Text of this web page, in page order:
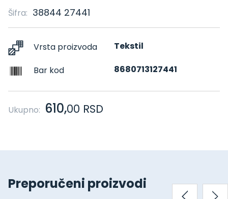
Šifra: 38844 27441
Vrsta proizvoda Tekstil
Bar kod 8680713127441
Ukupno: 610,00 RSD
Preporučeni proizvodi